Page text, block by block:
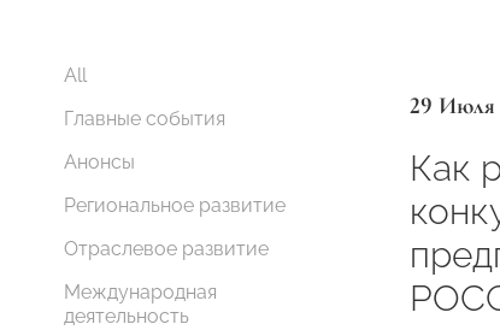
All
Главные события
Анонсы
Региональное развитие
Отраслевое развитие
Международная
деятельность
29 Июля
Как